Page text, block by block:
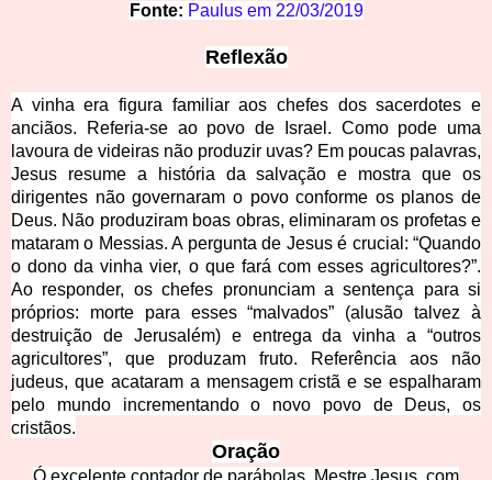
Fonte: Paulus em 22/03/2019
Reflexão
A vinha era figura familiar aos chefes dos sacerdotes e
anciãos. Referia-se ao povo de Israel. Como pode uma
lavoura de videiras não produzir uvas? Em poucas palavras,
Jesus resume a história da salvação e mostra que os
dirigentes não governaram o povo conforme os planos de
Deus. Não produziram boas obras, eliminaram os profetas e
mataram o Messias. A pergunta de Jesus é crucial: “Quando
o dono da vinha vier, o que fará com esses agricultores?”.
Ao responder, os chefes pronunciam a sentença para si
próprios: morte para esses “malvados” (alusão talvez à
destruição de Jerusalém) e entrega da vinha a “outros
agricultores”, que produzam fruto. Referência aos não
judeus, que acataram a mensagem cristã e se espalharam
pelo mundo incrementando o novo povo de Deus, os
cristãos.
Oração